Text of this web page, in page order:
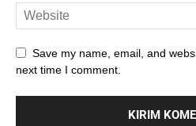
Save my name, email, and
next time I comment.